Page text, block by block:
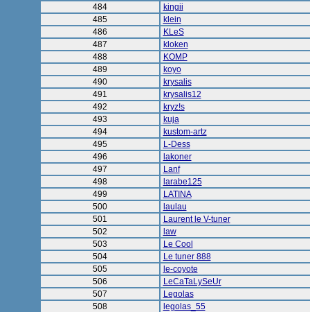
484
kingii
485
klein
486
KLeS
487
kloken
488
KOMP
489
koyo
490
krysalis
491
krysalis12
492
kryz!s
493
kuja
494
kustom-artz
495
L-Dess
496
lakoner
497
Lanf
498
larabe125
499
LATINA
500
laulau
501
Laurent le V-tuner
502
law
503
Le Cool
504
Le tuner 888
505
le-coyote
506
LeCaTaLySeUr
507
Legolas
508
legolas_55